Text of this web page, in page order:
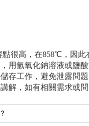
高，在858℃，因此
用氫氧化鈉溶液或鹽
存工作，避免泄露問
解，如有相關需求或